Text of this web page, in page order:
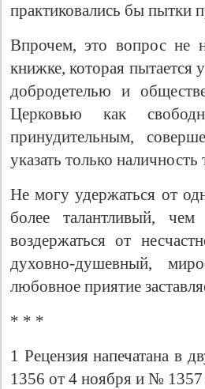
практиковались бы пытки
Впрочем, это вопрос не
книжке, которая пытается
добродетелью и
Церковью как
принудительным,
указать только
Не могу удержаться от
более талантливый,
воздержаться от
духовно-душевный,
любовное приятие
* * *
1 Рецензия напечатана в
1356 от 4 ноября и № 1357